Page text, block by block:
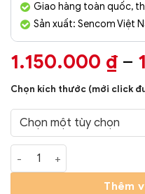
Giao hàng toàn quốc,
Sản xuất: Sencom Việt
1.150.000 ₫ –
Chọn kích thước (mới click
Tranh Phòng Khách Nghệ
Thêm